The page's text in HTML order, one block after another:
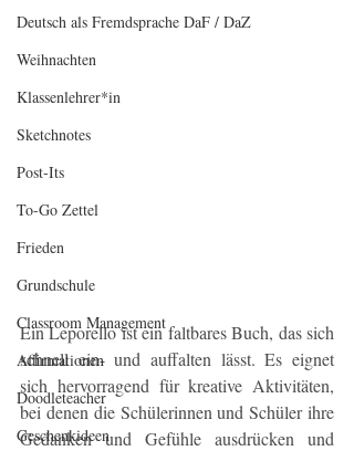
Deutsch als Fremdsprache DaF / DaZ
Weihnachten
Klassenlehrer*in
Sketchnotes
Post-Its
To-Go Zettel
Frieden
Grundschule
Classroom Management
Affirmationen
Doodleteacher
Geschenkideen
Ein Leporello ist ein faltbares Buch, das sich
schnell ein- und auffalten lässt. Es eignet
sich hervorragend für kreative Aktivitäten,
bei denen die Schülerinnen und Schüler ihre
Gedanken und Gefühle ausdrücken und